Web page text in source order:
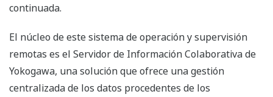
continuada.
El núcleo de este sistema de operación y supervisión
remotas es el Servidor de Información Colaborativa de
Yokogawa, una solución que ofrece una gestión
centralizada de los datos procedentes de los